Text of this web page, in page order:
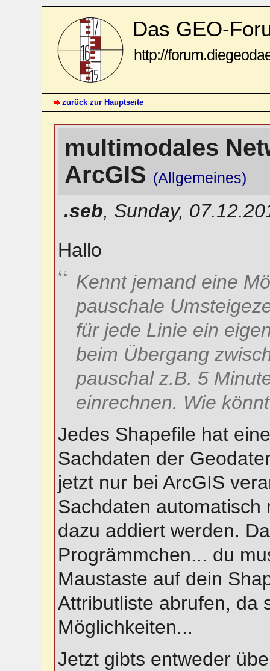
Das GEO-
http://
zurück zur Hauptseite
multimodales
ArcGIS (Allgemeines)
.seb, Sunday,
Hallo
Kennt jemand eine
pauschale
für jede Linie ein
beim Übergang
pauschal z.B. 5
einrechnen. Wie
Jedes Shapefile hat
Sachdaten der
jetzt nur bei ArcGIS
Sachdaten
dazu addiert werden.
Progrämmchen... du
Maustaste auf dein
Attributliste abrufen, da
Möglichkeiten...
Jetzt gibts entweder